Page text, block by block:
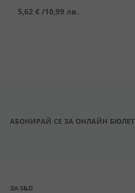
5,62 € /10,99 лв.
АБОНИРАЙ СЕ ЗА ОНЛАЙН
ЗА S&D